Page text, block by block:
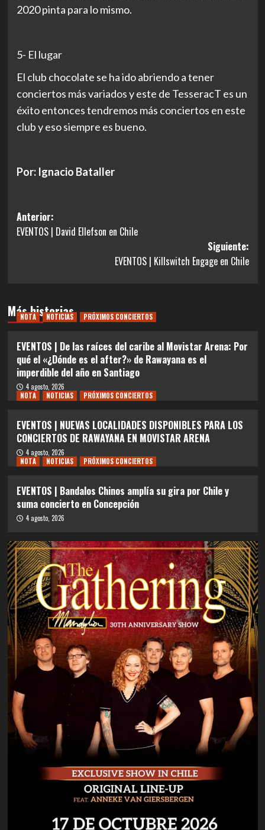
2020 pinta para lo mismo.
5- El lugar
El club chocolate se ha ido abriendo a tener
conciertos más variados y este de TesseracT es un
éxito entonces tendremos más conciertos en este
club y eso siempre es bueno.
Por: Ignacio Bataller
Navegación
de
Anterior:
EVENTOS | David Ellefson en Chile
Siguiente:
EVENTOS | Killswitch Engage en Chile
Más historias
NOTA NOTICIAS PRÓXIMOS CONCIERTOS
EVENTOS | De las raíces del caribe al Movistar Arena: Por
qué el «¿Dónde es el after?» de Rawayana es el
imperdible del año en Santiago
4 agosto, 2026
NOTA
NOTICIAS PRÓXIMOS CONCIERTOS
EVENTOS | NUEVAS LOCALIDADES DISPONIBLES PARA LOS
CONCIERTOS DE RAWAYANA EN MOVISTAR ARENA
4 agosto, 2026
NOTA
NOTICIAS PRÓXIMOS CONCIERTOS
EVENTOS | Bandalos Chinos amplía su gira por Chile y
suma concierto en Concepción
4 agosto, 2026